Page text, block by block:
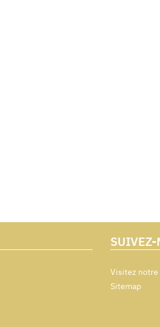
SUIVEZ-
Visitez notre
Sitemap